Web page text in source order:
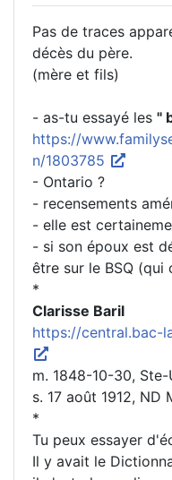
Pas de traces
décès du père.
(mère et fils)
- as-tu essayé les "
https://
n/1803785
- Ontario ?
- recensements
- elle est
- si son époux est
être sur le BSQ (qui
*
Clarisse Baril
https://central.bac-
m. 1848-10-30,
s. 17 août 1912, ND
*
Tu peux essayer
Il y avait le